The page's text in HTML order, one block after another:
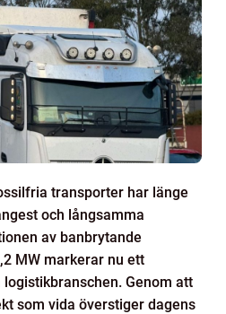
transporter har länge
och långsamma
av banbrytande
MW markerar nu ett
Genom att
som vida överstiger dagens